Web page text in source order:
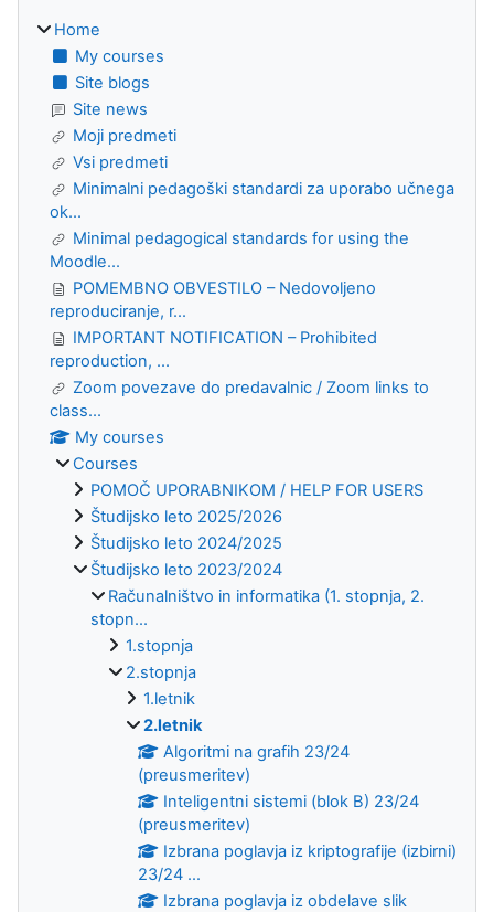
Home
My courses
Site blogs
Site news
Moji predmeti
Vsi predmeti
Minimalni pedagoški standardi za uporabo učnega
ok...
Minimal pedagogical standards for using the
Moodle...
POMEMBNO OBVESTILO – Nedovoljeno
reproduciranje, r...
IMPORTANT NOTIFICATION – Prohibited
reproduction, ...
Zoom povezave do predavalnic / Zoom links to
class...
My courses
Courses
POMOČ UPORABNIKOM / HELP FOR USERS
Študijsko leto 2025/2026
Študijsko leto 2024/2025
Študijsko leto 2023/2024
Računalništvo in informatika (1. stopnja, 2.
stopn...
1.stopnja
2.stopnja
1.letnik
2.letnik
Algoritmi na grafih 23/24
(preusmeritev)
Inteligentni sistemi (blok B) 23/24
(preusmeritev)
Izbrana poglavja iz kriptografije (izbirni)
23/24 ...
Izbrana poglavja iz obdelave slik